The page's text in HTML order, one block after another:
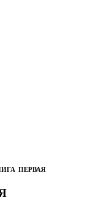
ПЕРВАЯ